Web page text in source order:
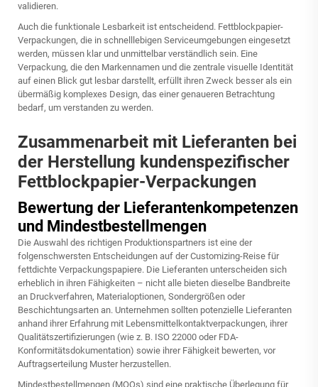
validieren.
Auch die funktionale Lesbarkeit ist entscheidend. Fettblockpapier-
Verpackungen, die in schnelllebigen Serviceumgebungen eingesetzt
werden, müssen klar und unmittelbar verständlich sein. Eine
Verpackung, die den Markennamen und die zentrale visuelle Identität
auf einen Blick gut lesbar darstellt, erfüllt ihren Zweck besser als ein
übermäßig komplexes Design, das einer genaueren Betrachtung
bedarf, um verstanden zu werden.
Zusammenarbeit mit Lieferanten bei
der Herstellung kundenspezifischer
Fettblockpapier-Verpackungen
Bewertung der Lieferantenkompetenzen
und Mindestbestellmengen
Die Auswahl des richtigen Produktionspartners ist eine der
folgenschwersten Entscheidungen auf der Customizing-Reise für
fettdichte Verpackungspapiere. Die Lieferanten unterscheiden sich
erheblich in ihren Fähigkeiten – nicht alle bieten dieselbe Bandbreite
an Druckverfahren, Materialoptionen, Sondergrößen oder
Beschichtungsarten an. Unternehmen sollten potenzielle Lieferanten
anhand ihrer Erfahrung mit Lebensmittelkontaktverpackungen, ihrer
Qualitätszertifizierungen (wie z. B. ISO 22000 oder FDA-
Konformitätsdokumentation) sowie ihrer Fähigkeit bewerten, vor
Auftragserteilung Muster herzustellen.
Mindestbestellmengen (MOQs) sind eine praktische Überlegung für